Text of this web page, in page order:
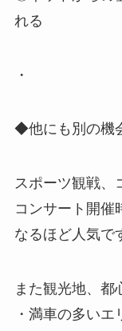
れる
・
◆他にも別の機
スポーツ観戦、
コンサート開催
なるほど人気で
また観光地、都
・満車の多い